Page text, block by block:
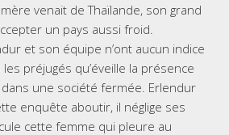
venait de Thaïlande, son grand
un pays aussi froid.
et son équipe n’ont aucun indice
préjugés qu’éveille la présence
dans une société fermée. Erlendur
enquête aboutir, il néglige ses
cette femme qui pleure au